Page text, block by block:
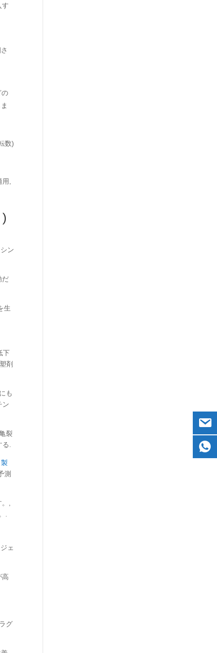
す
の
数)
,
ン
だ
生
下
剤
も
ン
裂
.
測
,
.
ェ
高
グ